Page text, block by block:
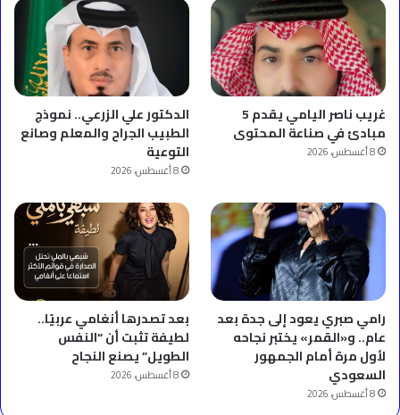
غريب ناصر اليامي يقدم 5
مبادئ في صناعة المحتوى
8 أغسطس، 2026
الدكتور علي الزرعي.. نموذج
الطبيب الجراح والمعلم وصانع
التوعية
8 أغسطس، 2026
رامي صبري يعود إلى جدة بعد
عام.. و«القمر» يختبر نجاحه
لأول مرة أمام الجمهور
السعودي
8 أغسطس، 2026
بعد تصدرها أنغامي عربيًا..
لطيفة تثبت أن “النفس
الطويل” يصنع النجاح
8 أغسطس، 2026